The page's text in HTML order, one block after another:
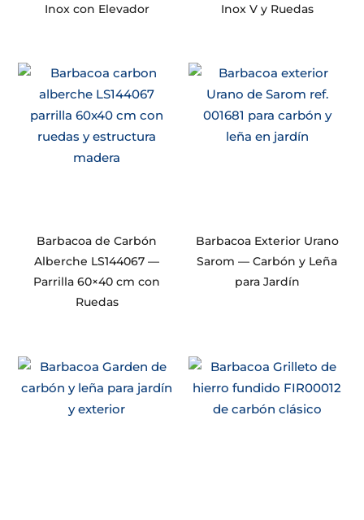
Inox con Elevador
Inox V y Ruedas
Barbacoa de Carbón
Alberche LS144067 —
Parrilla 60×40 cm con
Ruedas
Barbacoa Exterior Urano
Sarom — Carbón y Leña
para Jardín